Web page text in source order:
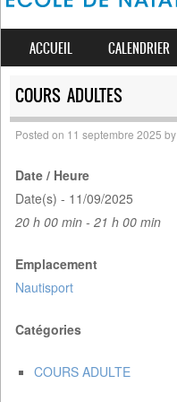
MENU
SKIP TO CONTENT
ACCUEIL CALENDRIER
COURS ADULTES
Posted on 11 septembre 2025 by
Date / Heure
Date(s) - 11/09/2025
20 h 00 min - 21 h 00 min
Emplacement
Nautisport
Catégories
COURS ADULTE